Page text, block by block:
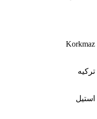
Korkmaz
ترکیه
استیل